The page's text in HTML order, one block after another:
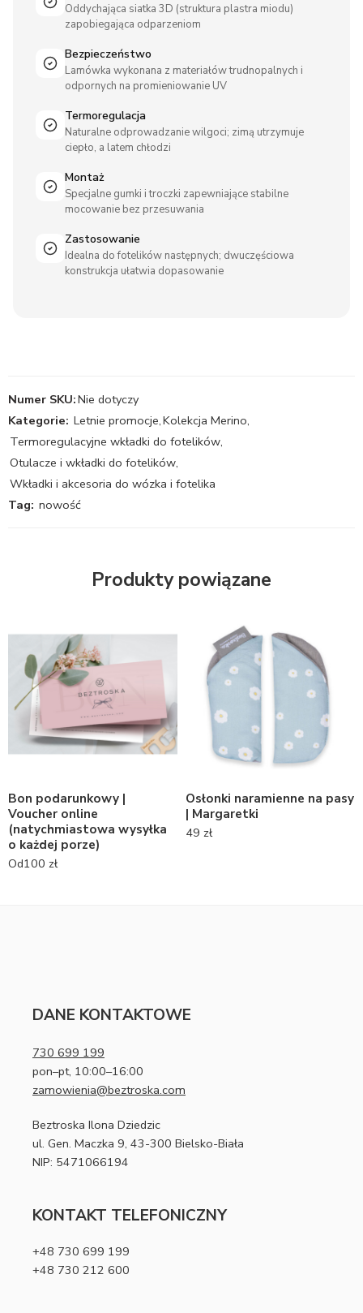
Oddychająca siatka 3D (struktura plastra miodu)
zapobiegająca odparzeniom
Bezpieczeństwo
Lamówka wykonana z materiałów trudnopalnych i
odpornych na promieniowanie UV
Termoregulacja
Naturalne odprowadzanie wilgoci; zimą utrzymuje
ciepło, a latem chłodzi
Montaż
Specjalne gumki i troczki zapewniające stabilne
mocowanie bez przesuwania
Zastosowanie
Idealna do fotelików następnych; dwuczęściowa
konstrukcja ułatwia dopasowanie
Numer SKU:Nie dotyczy
Kategorie: Letnie promocje,Kolekcja Merino,
Termoregulacyjne wkładki do fotelików,
Otulacze i wkładki do fotelików,
Wkładki i akcesoria do wózka i fotelika
Tag: nowość
Produkty powiązane
Bon podarunkowy |
Voucher online
(natychmiastowa wysyłka
o każdej porze)
Od100 zł
Osłonki naramienne na pasy
| Margaretki
49 zł
DANE KONTAKTOWE
730 699 199
pon–pt, 10:00–16:00
zamowienia@beztroska.com
Beztroska Ilona Dziedzic
ul. Gen. Maczka 9, 43-300 Bielsko-Biała
NIP: 5471066194
KONTAKT TELEFONICZNY
+48 730 699 199
+48 730 212 600